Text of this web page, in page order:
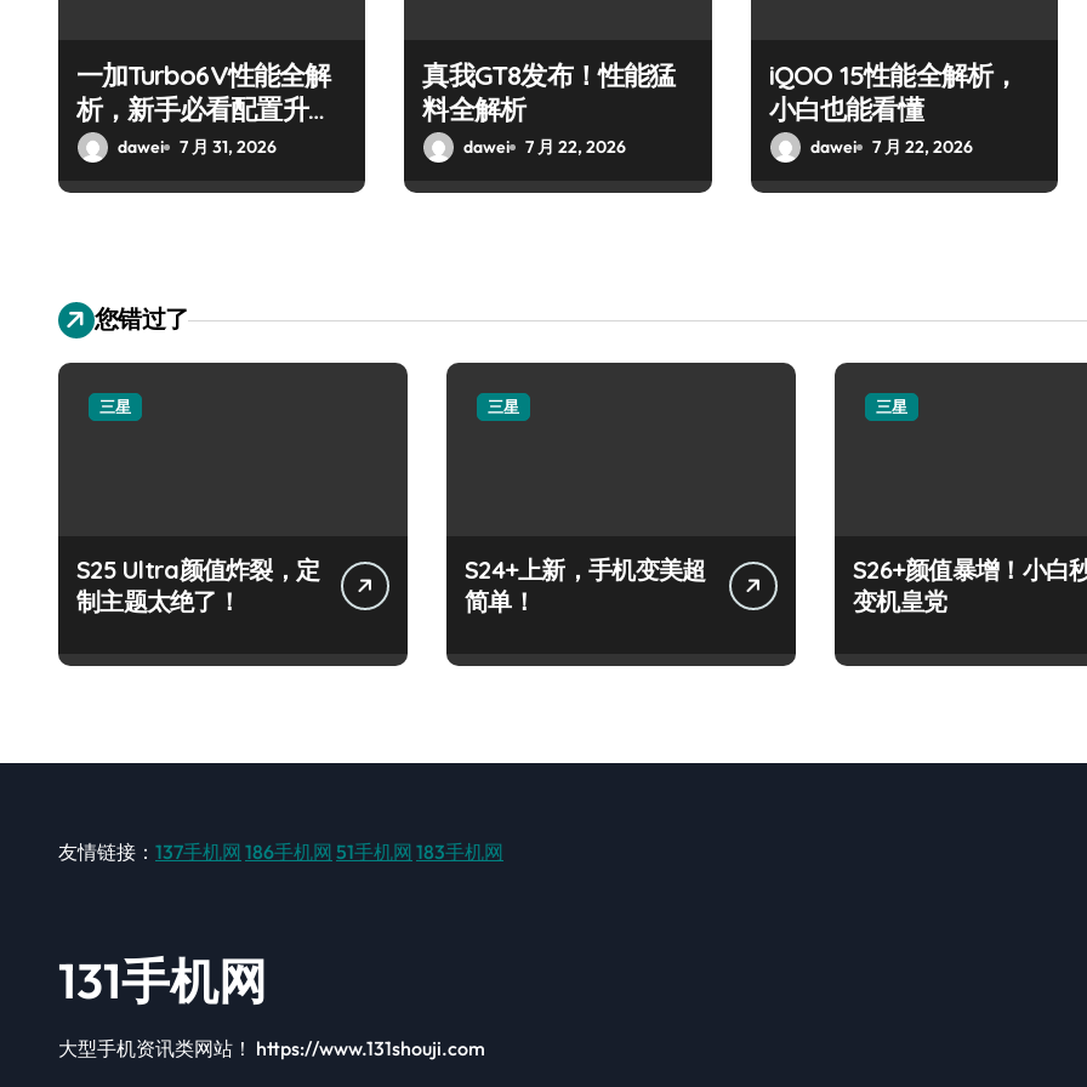
一加Turbo6V性能全解
析，新手必看配置升
级！dawei 7 月 31, 2026
真我GT8发布！性能猛
料全解析
dawei 7 月 22, 2026
iQOO 15性能全解析，
小白也能看懂
dawei 7 月 22, 2026
您错过了
三星
S25 Ultra颜值炸裂，定
制主题太绝了！
三星
S24+上新，手机变美超
简单！
三星
S26+颜值暴增！小白
变机皇党
友情链接： 137手机网 186手机网 51手机网 183手机网
131手机网
大型手机资讯类网站！ https://www.131shouji.com